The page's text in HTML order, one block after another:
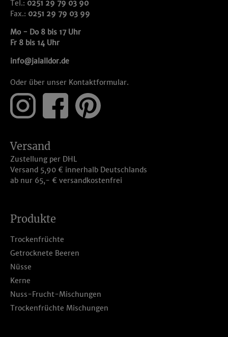
Tel.: 0251 29 79 03 90
Fax.: 0251 29 79 03 99
Mo - Do 8 bis 17 Uhr
Fr 8 bis 14 Uhr
info@jalalldor.de
Oder über unser Kontaktformular.
Versand
Zustellung per DHL
Versand 5,90 € innerhalb Deutschlands
ab nur 65,- € versandkostenfrei
Produkte
Trockenfrüchte
Getrocknete Beeren
Nüsse
Kerne
Nuss-Frucht-Mischungen
Trockenfrüchte Mischungen